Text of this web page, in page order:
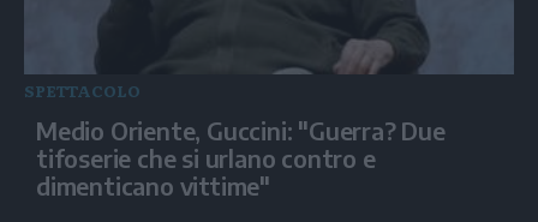
SPETTACOLO
Medio Oriente, Guccini: "Guerra? Due
tifoserie che si urlano contro e
dimenticano vittime"